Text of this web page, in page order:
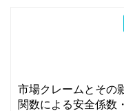
市場クレームとその
関数による安全係数